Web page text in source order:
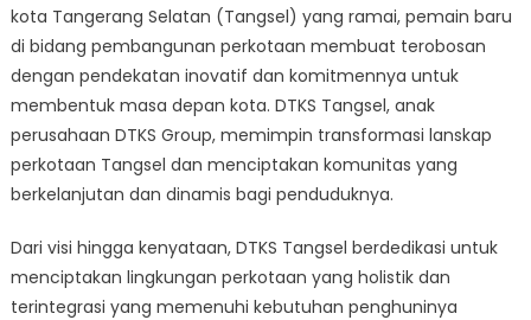
DTKS
Tangsel
Membentuk
Masa
Pembangunan
Perkotaan
kota Tangerang Selatan (Tangsel) yang ramai, pemain baru
di bidang pembangunan perkotaan membuat terobosan
dengan pendekatan inovatif dan komitmennya untuk
membentuk masa depan kota. DTKS Tangsel, anak
perusahaan DTKS Group, memimpin transformasi lanskap
perkotaan Tangsel dan menciptakan komunitas yang
berkelanjutan dan dinamis bagi penduduknya.
Dari visi hingga kenyataan, DTKS Tangsel berdedikasi untuk
menciptakan lingkungan perkotaan yang holistik dan
terintegrasi yang memenuhi kebutuhan penghuninya